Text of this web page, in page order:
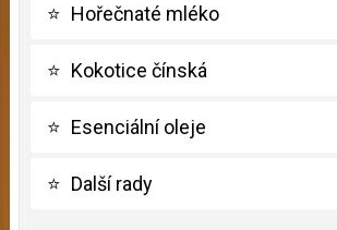
⭐ Hořečnaté mléko
⭐ Kokotice čínská
⭐ Esenciální oleje
⭐ Další rady